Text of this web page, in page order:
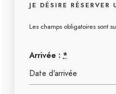
JE DÉSIRE RÉSERVER
Les champs obligatoires sont
Arrivée : *